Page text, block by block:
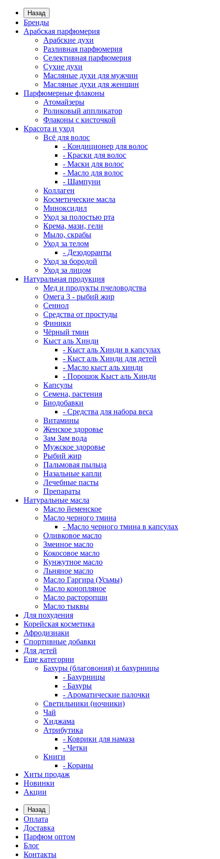
Назад
Бренды
Арабская парфюмерия
Арабские духи
Разливная парфюмерия
Селективная парфюмерия
Сухие духи
Масляные духи для мужчин
Масляные духи для женщин
Парфюмерные флаконы
Атомайзеры
Роликовый аппликатор
Флаконы с кисточкой
Красота и уход
Всё для волос
- Кондиционер для волос
- Краски для волос
- Маски для волос
- Масло для волос
- Шампуни
Коллаген
Косметические масла
Миноксидил
Уход за полостью рта
Крема, мази, гели
Мыло, скрабы
Уход за телом
- Дезодоранты
Уход за бородой
Уход за лицом
Натуральная продукция
Мед и продукты пчеловодства
Омега 3 - рыбий жир
Сеннол
Средства от простуды
Финики
Чёрный тмин
Кыст аль Хинди
- Кыст аль Хинди в капсулах
- Кыст аль Хинди для детей
- Масло кыст аль хинди
- Порошок Кыст аль Хинди
Капсулы
Семена, растения
Биодобавки
- Средства для набора веса
Витамины
Женское здоровье
Зам Зам вода
Мужское здоровье
Рыбий жир
Пальмовая пыльца
Назальные капли
Лечебные пасты
Препараты
Натуральные масла
Масло йеменское
Масло черного тмина
- Масло черного тмина в капсулах
Оливковое масло
Змеиное масло
Кокосовое масло
Кунжутное масло
Льняное масло
Масло Гаргира (Усьмы)
Масло конопляное
Масло расторопши
Масло тыквы
Для похудения
Корейская косметика
Афродизиаки
Спортивные добавки
Для детей
Еще категории
Бахуры (благовония) и бахурницы
- Бахурницы
- Бахуры
- Ароматические палочки
Светильники (ночники)
Чай
Хиджама
Атрибутика
- Коврики для намаза
- Четки
Книги
- Кораны
Хиты продаж
Новинки
Акции
Назад
Оплата
Доставка
Парфюм оптом
Блог
Контакты